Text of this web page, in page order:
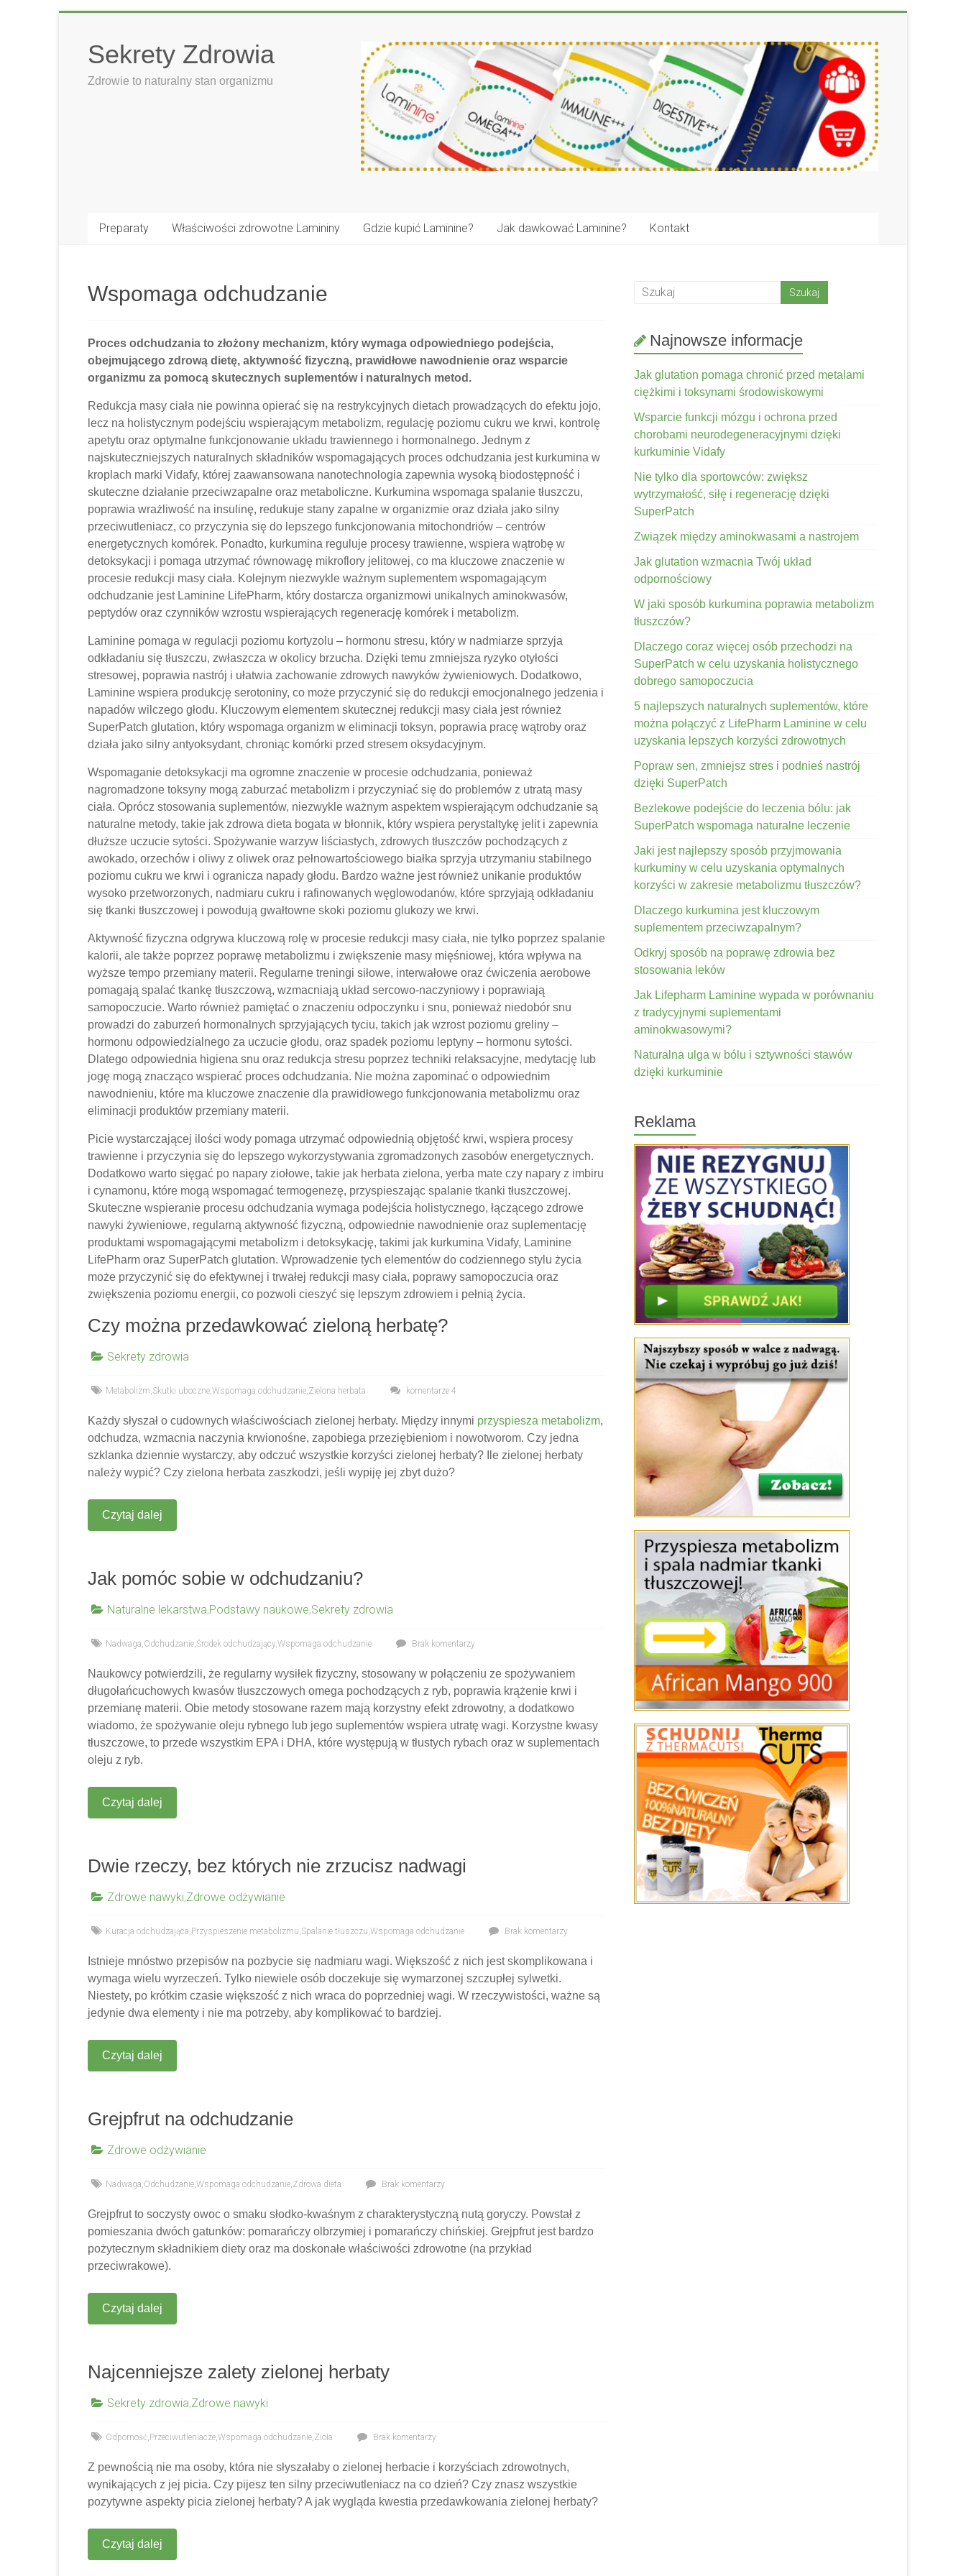
contentSekrety Zdrowia
Zdrowie to naturalny stan organizmu
Preparaty Właściwości zdrowotne Lamininy Gdzie kupić Laminine? Jak dawkować Laminine? Kontakt
Wspomaga odchudzanie
Proces odchudzania to złożony mechanizm, który wymaga odpowiedniego podejścia,
obejmującego zdrową dietę, aktywność fizyczną, prawidłowe nawodnienie oraz wsparcie
organizmu za pomocą skutecznych suplementów i naturalnych metod.
Redukcja masy ciała nie powinna opierać się na restrykcyjnych dietach prowadzących do efektu jojo,
lecz na holistycznym podejściu wspierającym metabolizm, regulację poziomu cukru we krwi, kontrolę
apetytu oraz optymalne funkcjonowanie układu trawiennego i hormonalnego. Jednym z
najskuteczniejszych naturalnych składników wspomagających proces odchudzania jest kurkumina w
kroplach marki Vidafy, której zaawansowana nanotechnologia zapewnia wysoką biodostępność i
skuteczne działanie przeciwzapalne oraz metaboliczne. Kurkumina wspomaga spalanie tłuszczu,
poprawia wrażliwość na insulinę, redukuje stany zapalne w organizmie oraz działa jako silny
przeciwutleniacz, co przyczynia się do lepszego funkcjonowania mitochondriów – centrów
energetycznych komórek. Ponadto, kurkumina reguluje procesy trawienne, wspiera wątrobę w
detoksykacji i pomaga utrzymać równowagę mikroflory jelitowej, co ma kluczowe znaczenie w
procesie redukcji masy ciała. Kolejnym niezwykle ważnym suplementem wspomagającym
odchudzanie jest Laminine LifePharm, który dostarcza organizmowi unikalnych aminokwasów,
peptydów oraz czynników wzrostu wspierających regenerację komórek i metabolizm.
Laminine pomaga w regulacji poziomu kortyzolu – hormonu stresu, który w nadmiarze sprzyja
odkładaniu się tłuszczu, zwłaszcza w okolicy brzucha. Dzięki temu zmniejsza ryzyko otyłości
stresowej, poprawia nastrój i ułatwia zachowanie zdrowych nawyków żywieniowych. Dodatkowo,
Laminine wspiera produkcję serotoniny, co może przyczynić się do redukcji emocjonalnego jedzenia i
napadów wilczego głodu. Kluczowym elementem skutecznej redukcji masy ciała jest również
SuperPatch glutation, który wspomaga organizm w eliminacji toksyn, poprawia pracę wątroby oraz
działa jako silny antyoksydant, chroniąc komórki przed stresem oksydacyjnym.
Wspomaganie detoksykacji ma ogromne znaczenie w procesie odchudzania, ponieważ
nagromadzone toksyny mogą zaburzać metabolizm i przyczyniać się do problemów z utratą masy
ciała. Oprócz stosowania suplementów, niezwykle ważnym aspektem wspierającym odchudzanie są
naturalne metody, takie jak zdrowa dieta bogata w błonnik, który wspiera perystaltykę jelit i zapewnia
dłuższe uczucie sytości. Spożywanie warzyw liściastych, zdrowych tłuszczów pochodzących z
awokado, orzechów i oliwy z oliwek oraz pełnowartościowego białka sprzyja utrzymaniu stabilnego
poziomu cukru we krwi i ogranicza napady głodu. Bardzo ważne jest również unikanie produktów
wysoko przetworzonych, nadmiaru cukru i rafinowanych węglowodanów, które sprzyjają odkładaniu
się tkanki tłuszczowej i powodują gwałtowne skoki poziomu glukozy we krwi.
Aktywność fizyczna odgrywa kluczową rolę w procesie redukcji masy ciała, nie tylko poprzez spalanie
kalorii, ale także poprzez poprawę metabolizmu i zwiększenie masy mięśniowej, która wpływa na
wyższe tempo przemiany materii. Regularne treningi siłowe, interwałowe oraz ćwiczenia aerobowe
pomagają spalać tkankę tłuszczową, wzmacniają układ sercowo-naczyniowy i poprawiają
samopoczucie. Warto również pamiętać o znaczeniu odpoczynku i snu, ponieważ niedobór snu
prowadzi do zaburzeń hormonalnych sprzyjających tyciu, takich jak wzrost poziomu greliny –
hormonu odpowiedzialnego za uczucie głodu, oraz spadek poziomu leptyny – hormonu sytości.
Dlatego odpowiednia higiena snu oraz redukcja stresu poprzez techniki relaksacyjne, medytację lub
jogę mogą znacząco wspierać proces odchudzania. Nie można zapominać o odpowiednim
nawodnieniu, które ma kluczowe znaczenie dla prawidłowego funkcjonowania metabolizmu oraz
eliminacji produktów przemiany materii.
Picie wystarczającej ilości wody pomaga utrzymać odpowiednią objętość krwi, wspiera procesy
trawienne i przyczynia się do lepszego wykorzystywania zgromadzonych zasobów energetycznych.
Dodatkowo warto sięgać po napary ziołowe, takie jak herbata zielona, yerba mate czy napary z imbiru
i cynamonu, które mogą wspomagać termogenezę, przyspieszając spalanie tkanki tłuszczowej.
Skuteczne wspieranie procesu odchudzania wymaga podejścia holistycznego, łączącego zdrowe
nawyki żywieniowe, regularną aktywność fizyczną, odpowiednie nawodnienie oraz suplementację
produktami wspomagającymi metabolizm i detoksykację, takimi jak kurkumina Vidafy, Laminine
LifePharm oraz SuperPatch glutation. Wprowadzenie tych elementów do codziennego stylu życia
może przyczynić się do efektywnej i trwałej redukcji masy ciała, poprawy samopoczucia oraz
zwiększenia poziomu energii, co pozwoli cieszyć się lepszym zdrowiem i pełnią życia.
Czy można przedawkować zieloną herbatę?
Sekrety zdrowia
Metabolizm,Skutki uboczne,Wspomaga odchudzanie,Zielona herbata komentarze 4
Każdy słyszał o cudownych właściwościach zielonej herbaty. Między innymi przyspiesza metabolizm,
odchudza, wzmacnia naczynia krwionośne, zapobiega przeziębieniom i nowotworom. Czy jedna
szklanka dziennie wystarczy, aby odczuć wszystkie korzyści zielonej herbaty? Ile zielonej herbaty
należy wypić? Czy zielona herbata zaszkodzi, jeśli wypiję jej zbyt dużo?
Czytaj dalej
Jak pomóc sobie w odchudzaniu?
Naturalne lekarstwa,Podstawy naukowe,Sekrety zdrowia
Nadwaga,Odchudzanie,Środek odchudzający,Wspomaga odchudzanie Brak komentarzy
Naukowcy potwierdzili, że regularny wysiłek fizyczny, stosowany w połączeniu ze spożywaniem
długołańcuchowych kwasów tłuszczowych omega pochodzących z ryb, poprawia krążenie krwi i
przemianę materii. Obie metody stosowane razem mają korzystny efekt zdrowotny, a dodatkowo
wiadomo, że spożywanie oleju rybnego lub jego suplementów wspiera utratę wagi. Korzystne kwasy
tłuszczowe, to przede wszystkim EPA i DHA, które występują w tłustych rybach oraz w suplementach
oleju z ryb.
Czytaj dalej
Dwie rzeczy, bez których nie zrzucisz nadwagi
Zdrowe nawyki,Zdrowe odżywianie
Kuracja odchudzająca, Przyspieszenie metabolizmu,Spalanie tłuszczu,Wspomaga odchudzanie Brak komentarzy
Istnieje mnóstwo przepisów na pozbycie się nadmiaru wagi. Większość z nich jest skomplikowana i
wymaga wielu wyrzeczeń. Tylko niewiele osób doczekuje się wymarzonej szczupłej sylwetki.
Niestety, po krótkim czasie większość z nich wraca do poprzedniej wagi. W rzeczywistości, ważne są
jedynie dwa elementy i nie ma potrzeby, aby komplikować to bardziej.
Czytaj dalej
Grejpfrut na odchudzanie
Zdrowe odżywianie
Nadwaga,Odchudzanie,Wspomaga odchudzanie,Zdrowa dieta Brak komentarzy
Grejpfrut to soczysty owoc o smaku słodko-kwaśnym z charakterystyczną nutą goryczy. Powstał z
pomieszania dwóch gatunków: pomarańczy olbrzymiej i pomarańczy chińskiej. Grejpfrut jest bardzo
pożytecznym składnikiem diety oraz ma doskonałe właściwości zdrowotne (na przykład
przeciwrakowe).
Czytaj dalej
Najcenniejsze zalety zielonej herbaty
Sekrety zdrowia,Zdrowe nawyki
Odporność, Przeciwutleniacze,Wspomaga odchudzanie,Zioła Brak komentarzy
Z pewnością nie ma osoby, która nie słyszałaby o zielonej herbacie i korzyściach zdrowotnych,
wynikających z jej picia. Czy pijesz ten silny przeciwutleniacz na co dzień? Czy znasz wszystkie
pozytywne aspekty picia zielonej herbaty? A jak wygląda kwestia przedawkowania zielonej herbaty?
Czytaj dalej
Najnowsze informacje
Jak glutation pomaga chronić przed metalami
ciężkimi i toksynami środowiskowymi
Wsparcie funkcji mózgu i ochrona przed
chorobami neurodegeneracyjnymi dzięki
kurkuminie Vidafy
Nie tylko dla sportowców: zwiększ
wytrzymałość, siłę i regenerację dzięki
SuperPatch
Związek między aminokwasami a nastrojem
Jak glutation wzmacnia Twój układ
odpornościowy
W jaki sposób kurkumina poprawia metabolizm
tłuszczów?
Dlaczego coraz więcej osób przechodzi na
SuperPatch w celu uzyskania holistycznego
dobrego samopoczucia
5 najlepszych naturalnych suplementów, które
można połączyć z LifePharm Laminine w celu
uzyskania lepszych korzyści zdrowotnych
Popraw sen, zmniejsz stres i podnieś nastrój
dzięki SuperPatch
Bezlekowe podejście do leczenia bólu: jak
SuperPatch wspomaga naturalne leczenie
Jaki jest najlepszy sposób przyjmowania
kurkuminy w celu uzyskania optymalnych
korzyści w zakresie metabolizmu tłuszczów?
Dlaczego kurkumina jest kluczowym
suplementem przeciwzapalnym?
Odkryj sposób na poprawę zdrowia bez
stosowania leków
Jak Lifepharm Laminine wypada w porównaniu
z tradycyjnymi suplementami
aminokwasowymi?
Naturalna ulga w bólu i sztywności stawów
dzięki kurkuminie
Reklama